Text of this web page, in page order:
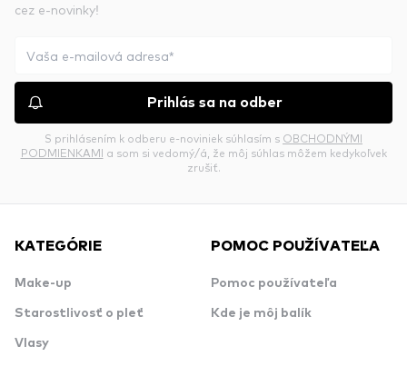
cez e-novinky!
Prihlás sa na odber
S prihlásením k odberu e-noviniek súhlasím s OBCHODNÝMI
PODMIENKAMI a som si vedomý/á, že môj súhlas môžem kedykoľvek
zrušiť.
KATEGÓRIE
Make-up
Starostlivosť o pleť
Vlasy
POMOC POUŽÍVATEĽA
Pomoc používateľa
Kde je môj balík